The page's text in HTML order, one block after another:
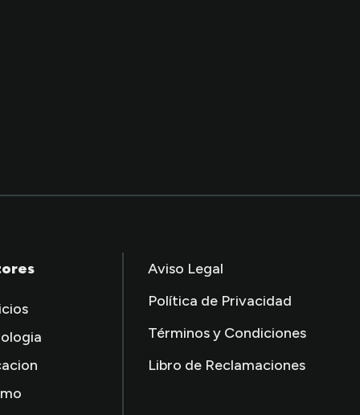
Aviso Legal
Política de Privacidad
Términos y Condiciones
Libro de Reclamaciones